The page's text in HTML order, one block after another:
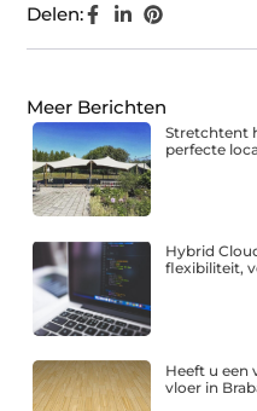
Delen:
Meer Berichten
Stretchtent
perfecte
Hybrid
flexibiliteit,
Heeft u een
vloer in